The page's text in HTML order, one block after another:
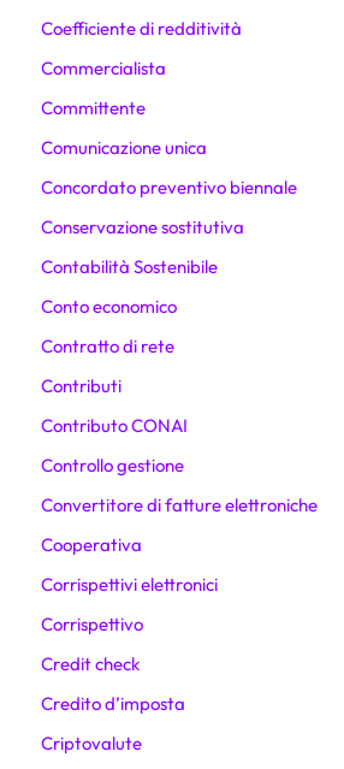
Coefficiente di redditività
Commercialista
Committente
Comunicazione unica
Concordato preventivo biennale
Conservazione sostitutiva
Contabilità Sostenibile
Conto economico
Contratto di rete
Contributi
Contributo CONAI
Controllo gestione
Convertitore di fatture elettroniche
Cooperativa
Corrispettivi elettronici
Corrispettivo
Credit check
Credito d’imposta
Criptovalute